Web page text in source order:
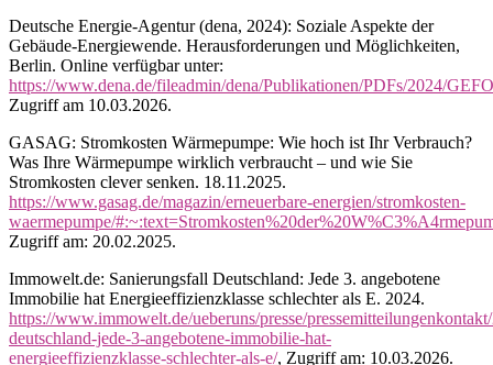
Deutsche Energie-Agentur (dena, 2024): Soziale Aspekte der
Gebäude-Energiewende. Herausforderungen und Möglichkeiten,
Berlin. Online verfügbar unter:
https://www.dena.de/fileadmin/dena/Publikationen/PDFs/2024/
Zugriff am 10.03.2026.
GASAG: Stromkosten Wärmepumpe: Wie hoch ist Ihr Verbrauch?
Was Ihre Wärmepumpe wirklich verbraucht – und wie Sie
Stromkosten clever senken. 18.11.2025.
https://www.gasag.de/magazin/erneuerbare-energien/stromkosten-
waermepumpe/
Zugriff am: 20.02.2025.
Immowelt.de: Sanierungsfall Deutschland: Jede 3. angebotene
Immobilie hat Energieeffizienzklasse schlechter als E. 2024.
https://www.immowelt.de/ueberuns/presse/
deutschland-jede-3-angebotene-immobilie-hat-
energieeffizienzklasse-schlechter-als-e/, Zugriff am: 10.03.2026.